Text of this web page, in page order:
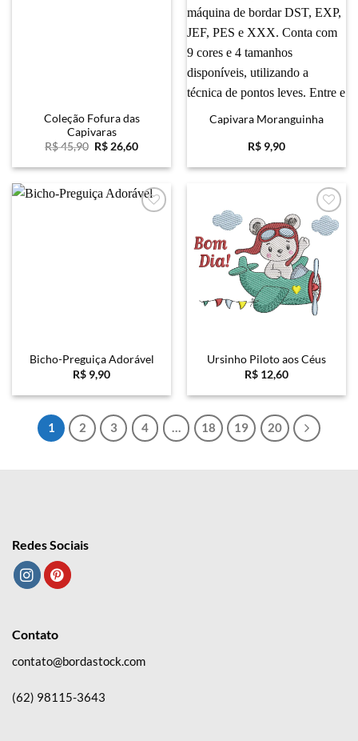
Coleção Fofura das
Capivaras
R$45,90 O
original
R$ 45,90.
R$26,60O
atual
R$ 26,60.
Capivara Moranguinha
R$ 9,90
Bicho-Preguiça Adorável
R$ 9,90
Favoritar
Ursinho Piloto aos Céus
R$ 12,60
1 2 3 4 … 18 19 20
Redes Sociais
Contato
contato@bordastock.com
(62) 98115-3643